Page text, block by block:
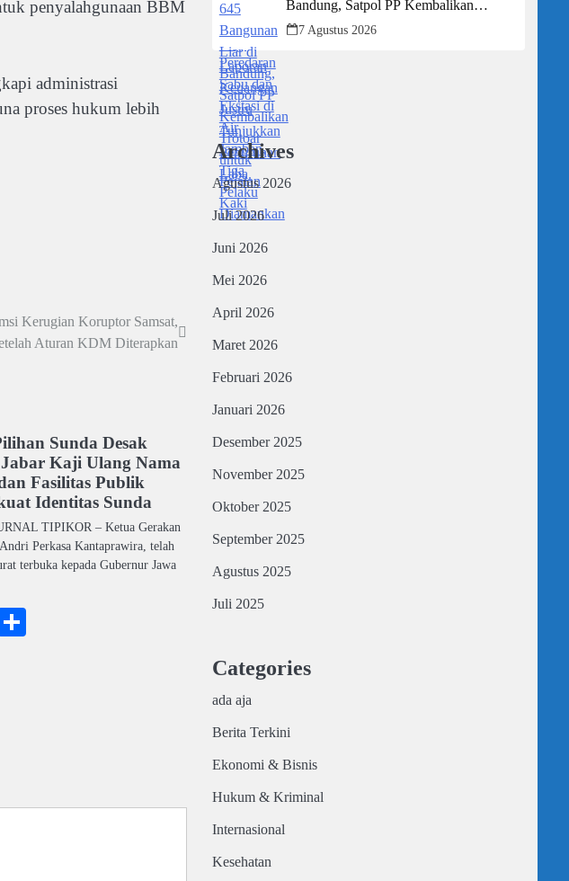
penyalahgunaan BBM
administrasi
proses hukum lebih
Kerugian Koruptor Samsat,
Aturan KDM Diterapkan
Sunda Desak
Kaji Ulang Nama
Fasilitas Publik
Identitas Sunda
TIPIKOR – Ketua Gerakan
Perkasa Kantaprawira, telah
terbuka kepada Gubernur Jawa
WhatsApp
Bandung, Satpol PP Kembalikan
Trotoar untuk Pejalan Kaki
7 Agustus 2026
Archives
Agustus 2026
Juli 2026
Juni 2026
Mei 2026
April 2026
Maret 2026
Februari 2026
Januari 2026
Desember 2025
November 2025
Oktober 2025
September 2025
Agustus 2025
Juli 2025
Categories
ada aja
Berita Terkini
Ekonomi & Bisnis
Hukum & Kriminal
Internasional
Kesehatan